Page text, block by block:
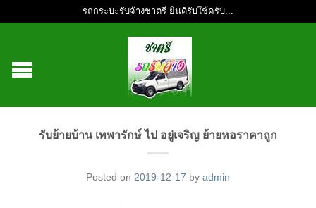
รถกระบะรับจ้างชาตรี ยินดีรับใช้ครับ...
รับย้ายบ้าน เทพารักษ์ ไป อยู่เจริญ ย้ายหอราคาถูก
Posted on 2019-12-17 by admin